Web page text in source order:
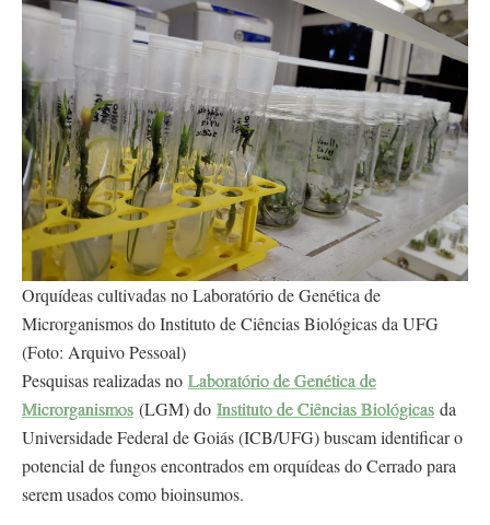
Orquídeas cultivadas no Laboratório de Genética de
Microrganismos do Instituto de Ciências Biológicas da UFG
(Foto: Arquivo Pessoal)
Pesquisas realizadas no Laboratório de Genética de
Microrganismos (LGM) do Instituto de Ciências Biológicas da
Universidade Federal de Goiás (ICB/UFG) buscam identificar o
potencial de fungos encontrados em orquídeas do Cerrado para
serem usados como bioinsumos.